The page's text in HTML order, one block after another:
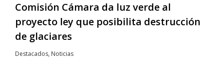
Comisión Cámara da luz verde al
proyecto ley que posibilita destrucción
de glaciares
Destacados, Noticias